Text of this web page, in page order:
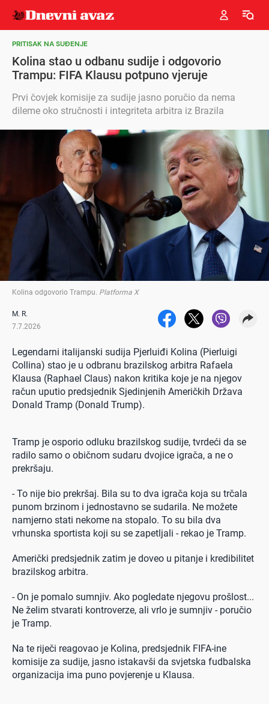
PRITISAK NA SUĐENJE
Kolina stao u odbanu sudije i odgovorio
Trampu: FIFA Klausu potpuno vjeruje
Prvi čovjek komisije za sudije jasno poručio da nema
dileme oko stručnosti i integriteta arbitra iz Brazila
Kolina odgovorio Trampu Platforma X
M. R.
7.7.2026
Legendarni italijanski sudija Pjerluiđi Kolina (Pierluigi
Collina) stao je u odbranu brazilskog arbitra Rafaela
Klausa (Raphael Claus) nakon kritika koje je na njegov
račun uputio predsjednik Sjedinjenih Američkih Država
Donald Tramp (Donald Trump).
Tramp je osporio odluku brazilskog sudije, tvrdeći da se
radilo samo o običnom sudaru dvojice igrača, a ne o
prekršaju.
- To nije bio prekršaj. Bila su to dva igrača koja su trčala
punom brzinom i jednostavno se sudarila. Ne možete
namjerno stati nekome na stopalo. To su bila dva
vrhunska sportista koji su se zapetljali - rekao je Tramp.
Američki predsjednik zatim je doveo u pitanje i kredibilitet
brazilskog arbitra.
- On je pomalo sumnjiv. Ako pogledate njegovu prošlost...
Ne želim stvarati kontroverze, ali vrlo je sumnjiv - poručio
je Tramp.
Na te riječi reagovao je Kolina, predsjednik FIFA-ine
komisije za sudije, jasno istakavši da svjetska fudbalska
organizacija ima puno povjerenje u Klausa.